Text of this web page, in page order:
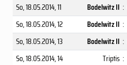
So, 18.05.2014, 11 Bodelwitz II :
So, 18.05.2014, 12 Bodelwitz II :
So, 18.05.2014, 13 Bodelwitz II :
So, 18.05.2014, 14 Triptis :